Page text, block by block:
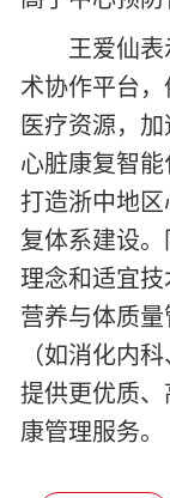
王爱仙
术协作平台
医疗资源，
心脏康复智能
打造浙中地
复体系建设
理念和适宜
营养与体质
（如消化内
提供更优质
康管理服务。